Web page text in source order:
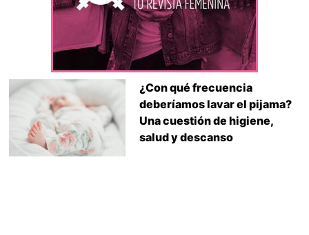
¿Con qué frecuencia
deberíamos lavar el pijama?
Una cuestión de higiene,
salud y descanso